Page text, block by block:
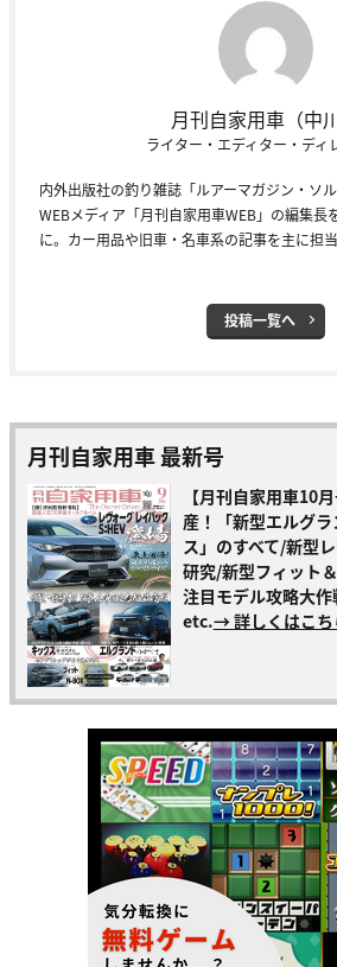
月刊自家用車（中川
ライター・エディター・ディ
内外出版社の釣り雑誌「ルアーマガジン・ソ
WEBメディア「月刊自家用車WEB」の編集長
に。カー用品や旧車・名車系の記事を主に担当
投稿一覧へ
月刊自家用車 最新号
【月刊自家用車10
産！「新型エルグ
ス」のすべて/新型
研究/新型フィット
注目モデル攻略大
etc.→ 詳しくはこち